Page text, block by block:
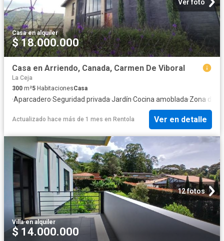
Ver foto
Casa·en alquiler
$ 18.000.000
Casa en Arriendo, Canada, Carmen De Viboral
La Ceja
300 m²5 HabitacionesCasa
·Aparcadero·Seguridad privada·Jardín·Cocina amoblada·Zona de
Actualizado hace más de 1 mes en Rentola Ver en detalle
12 fotos
Villa·en alquiler
$ 14.000.000